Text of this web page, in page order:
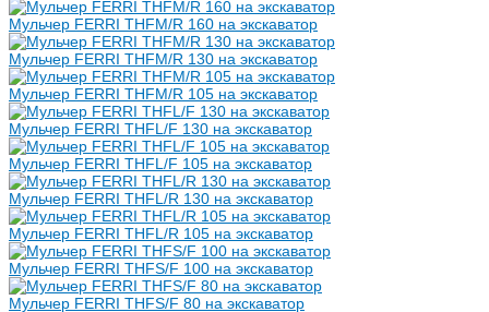
Мульчер FERRI THFM/R 160 на экскаватор
Мульчер FERRI THFM/R 130 на экскаватор
Мульчер FERRI THFM/R 105 на экскаватор
Мульчер FERRI THFL/F 130 на экскаватор
Мульчер FERRI THFL/F 105 на экскаватор
Мульчер FERRI THFL/R 130 на экскаватор
Мульчер FERRI THFL/R 105 на экскаватор
Мульчер FERRI THFS/F 100 на экскаватор
Мульчер FERRI THFS/F 80 на экскаватор